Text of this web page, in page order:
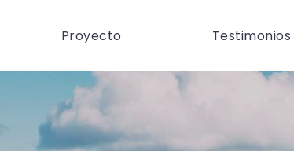
Proyecto Testimonios